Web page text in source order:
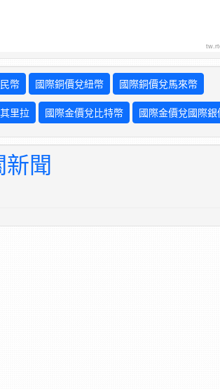
幣 國際銅價兌紐幣 國際銅價兌馬來幣
里拉 國際金價兌比特幣 國際金價兌國際銀
新聞